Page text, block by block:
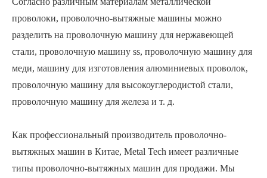
проволоки, проволочно-вытяжные машины можно
разделить на проволочную машину для нержавеющей
стали, проволочную машину ss, проволочную машину для
меди, машину для изготовления алюминиевых проволок,
проволочную машину для высокоуглеродистой стали,
проволочную машину для железа и т. д.
Как профессиональный производитель проволочно-
вытяжных машин в Китае, Metal Tech имеет различные
типы проволочно-вытяжных машин для продажи. Мы